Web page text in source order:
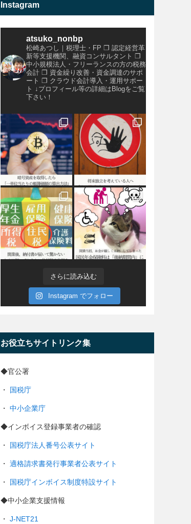
Instagram
atsuko_nonbp
松崎あつし｜税理士・FP ❐ 認定経営革
新等支援機関、融資コンサルタント ❐
中小規模法人・フリーランスの方の税務
会計 ❐ 資金繰り改善・資金調達のサポ
ート ❐ クラウド会計導入・運用サポー
ト ↓プロフィール等の詳細はBlogをご覧
下さい！
さらに読み込む
Instagram でフォロー
お役立ちサイトリンク集
◆官公署
・ 国税庁
・ 中小企業庁
◆インボイス登録事業者の確認
・ 国税庁法人番号公表サイト
・ 適格請求書発行事業者公表サイト
・ 国税庁インボイス制度特設サイト
◆中小企業支援情報
・ J-NET21